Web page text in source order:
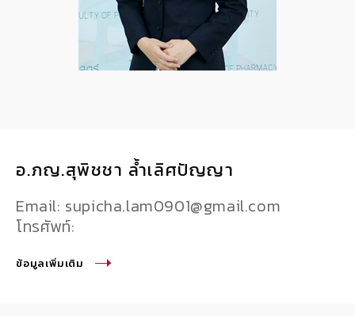
อ.ภญ.สุพิชชา ล้ำเลิศปัญญา
Email: supicha.lam0901@gmail.com
โทรศัพท์:
ข้อมูลเพิ่มเติม